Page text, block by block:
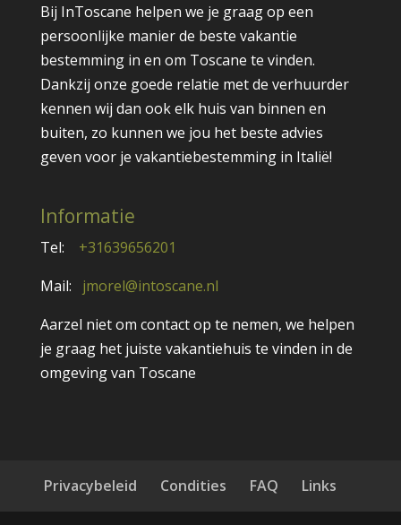
Bij InToscane helpen we je graag op een
persoonlijke manier de beste vakantie
bestemming in en om Toscane te vinden.
Dankzij onze goede relatie met de verhuurder
kennen wij dan ook elk huis van binnen en
buiten, zo kunnen we jou het beste advies
geven voor je vakantiebestemming in Italië!
Informatie
Tel: +31639656201
Mail: jmorel@intoscane.nl
Aarzel niet om contact op te nemen, we helpen
je graag het juiste vakantiehuis te vinden in de
omgeving van Toscane
Privacybeleid Condities FAQ Links